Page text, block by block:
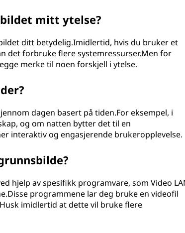
mitt ytelse?
ditt betydelig.Imidlertid, hvis du bruker et
det forbruke flere systemressurser.Men for
merke til noen forskjell i ytelse.
dagen basert på tiden.For eksempel, i
og om natten bytter det til en
interaktiv og engasjerende brukeropplevelse.
hjelp av spesifikk programvare, som Video
programmene lar deg bruke en videofil
imidlertid at dette vil bruke flere